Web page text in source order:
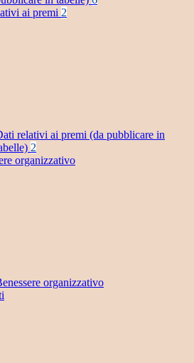
ai premi 2
relativi ai premi (da pubblicare in
2
organizzativo
organizzativo